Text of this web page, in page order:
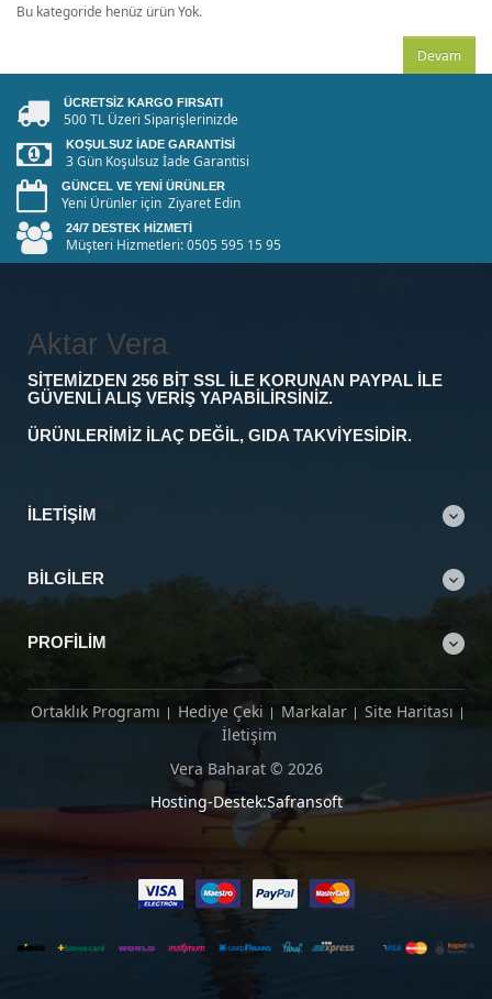
Bu kategoride henüz ürün Yok.
Devam
ÜCRETSIZ KARGO FIRSATI
500 TL Üzeri Siparişlerinizde
KOŞULSUZ İADE GARANTISI
3 Gün Koşulsuz İade Garantisi
GÜNCEL VE YENI ÜRÜNLER
Yeni Ürünler için Ziyaret Edin
24/7 DESTEK HIZMETI
Müşteri Hizmetleri: 0505 595 15 95
Aktar Vera
SITEMIZDEN 256 BIT SSL ILE KORUNAN PAYPAL ILE
GÜVENLI ALIŞ VERIŞ YAPABILIRSINIZ.
ÜRÜNLERIMIZ ILAÇ DEĞIL, GIDA TAKVIYESIDIR.
İLETIŞIM
BILGILER
PROFILIM
Ortaklık Programı Hediye Çeki Markalar
Site Haritası
İletişim
Vera Baharat © 2026
Hosting-Destek:Safransoft